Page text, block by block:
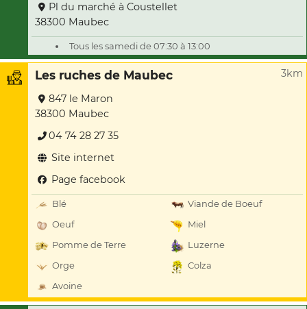
Pl du marché à Coustellet
38300 Maubec
Tous les samedi de 07:30 à 13:00
Les ruches de Maubec 3km
847 le Maron
38300 Maubec
04 74 28 27 35
Site internet
Page facebook
Blé
Viande de Boeuf
Oeuf
Miel
Pomme de Terre
Luzerne
Orge
Colza
Avoine